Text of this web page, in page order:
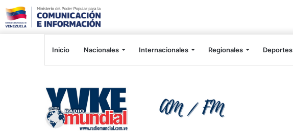
Inicio Nacionales Internacionales Regionales Deportes